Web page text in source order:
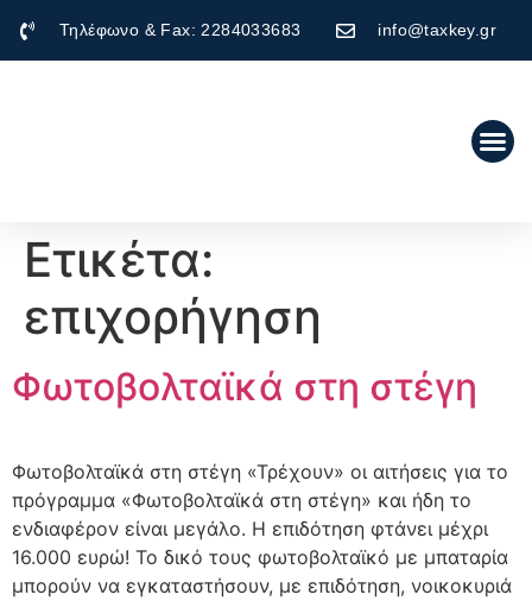
Τηλέφωνο & Fax: 2284033683 info@taxkey.gr
Ετικέτα:
επιχορήγηση
Φωτοβολταϊκά στη στέγη
Φωτοβολταϊκά στη στέγη «Τρέχουν» οι αιτήσεις για το
πρόγραμμα «Φωτοβολταϊκά στη στέγη» και ήδη το
ενδιαφέρον είναι μεγάλο. Η επιδότηση φτάνει μέχρι
16.000 ευρώ! Το δικό τους φωτοβολταϊκό με μπαταρία
μπορούν να εγκαταστήσουν, με επιδότηση, νοικοκυριά